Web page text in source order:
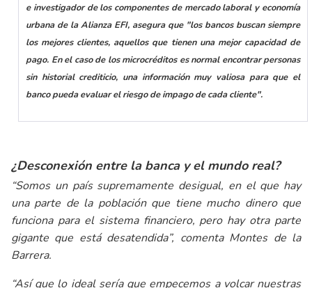
e investigador de los componentes de mercado laboral y economía
urbana de la Alianza EFI, asegura que "los bancos buscan siempre
los mejores clientes, aquellos que tienen una mejor capacidad de
pago. En el caso de los microcréditos es normal encontrar personas
sin historial crediticio, una información muy valiosa para que el
banco pueda evaluar el riesgo de impago de cada cliente".
¿Desconexión entre la banca y el mundo real?
“Somos un país supremamente desigual, en el que hay
una parte de la población que tiene mucho dinero que
funciona para el sistema financiero, pero hay otra parte
gigante que está desatendida”, comenta Montes de la
Barrera.
“Así que lo ideal sería que empecemos a volcar nuestras